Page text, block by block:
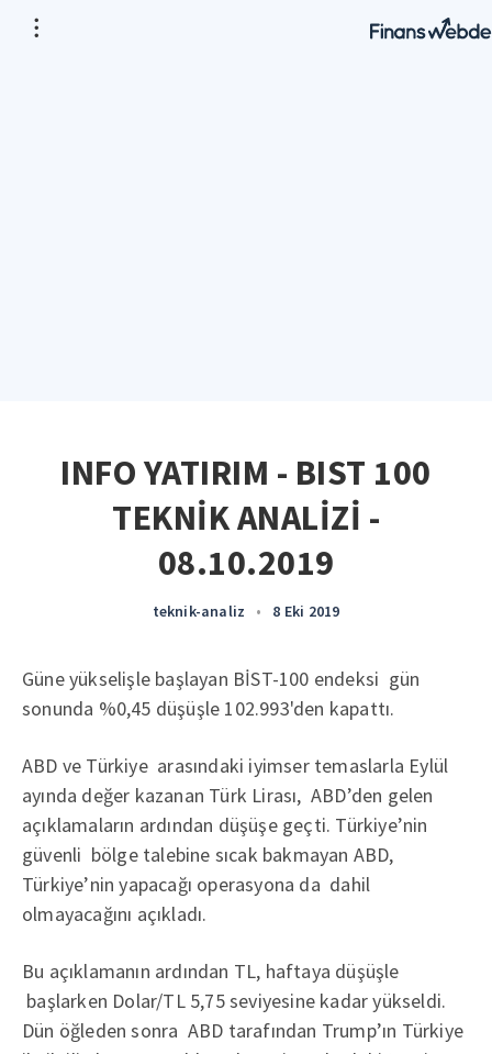
INFO YATIRIM - BIST 100
TEKNİK ANALİZİ -
08.10.2019
teknik-analiz • 8 Eki 2019
Güne yükselişle başlayan BİST-100 endeksi gün
sonunda %0,45 düşüşle 102.993'den kapattı.
ABD ve Türkiye arasındaki iyimser temaslarla Eylül
ayında değer kazanan Türk Lirası, ABD’den gelen
açıklamaların ardından düşüşe geçti. Türkiye’nin
güvenli bölge talebine sıcak bakmayan ABD,
Türkiye’nin yapacağı operasyona da dahil
olmayacağını açıkladı.
Bu açıklamanın ardından TL, haftaya düşüşle
başlarken Dolar/TL 5,75 seviyesine kadar yükseldi.
Dün öğleden sonra ABD tarafından Trump’ın Türkiye